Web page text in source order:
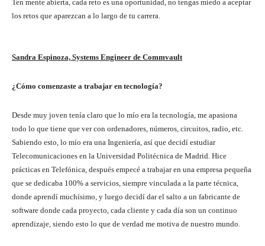
Ten mente abierta, cada reto es una oportunidad, no tengas miedo a aceptar
los retos que aparezcan a lo largo de tu carrera.
Sandra Espinoza, Systems Engineer de Commvault
¿Cómo comenzaste a trabajar en tecnología?
Desde muy joven tenía claro que lo mío era la tecnología, me apasiona
todo lo que tiene que ver con ordenadores, números, circuitos, radio, etc.
Sabiendo esto, lo mío era una Ingeniería, así que decidí estudiar
Telecomunicaciones en la Universidad Politécnica de Madrid. Hice
prácticas en Telefónica, después empecé a trabajar en una empresa pequeña
que se dedicaba 100% a servicios, siempre vinculada a la parte técnica,
donde aprendí muchísimo, y luego decidí dar el salto a un fabricante de
software donde cada proyecto, cada cliente y cada día son un continuo
aprendizaje, siendo esto lo que de verdad me motiva de nuestro mundo.